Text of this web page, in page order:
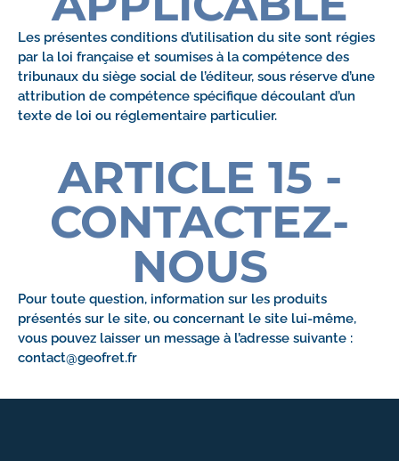
Les présentes conditions d’utilisation du site sont régies
par la loi française et soumises à la compétence des
tribunaux du siège social de l’éditeur, sous réserve d’une
attribution de compétence spécifique découlant d’un
texte de loi ou réglementaire particulier.
ARTICLE 15 -
CONTACTEZ-
NOUS
Pour toute question, information sur les produits
présentés sur le site, ou concernant le site lui-même,
vous pouvez laisser un message à l’adresse suivante :
contact@geofret.fr